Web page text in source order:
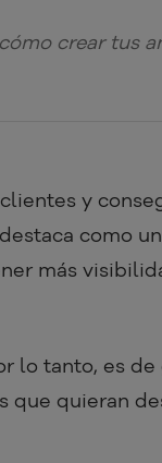
crear tus
y
como
más
lo tanto, es de
que quieran